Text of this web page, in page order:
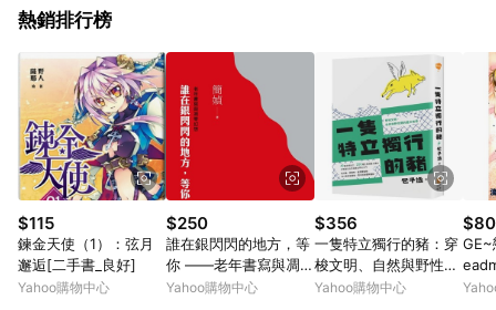
熱銷排行榜
$115
鍊金天使（1）：弦月
邂逅[二手書_良好]
Yahoo購物中心
$250
誰在銀閃閃的地方，等
你 ——老年書寫與凋零
幻想[二手書_普通]
Yahoo購物中心
$356
一隻特立獨行的豬：穿
梭文明、自然與野性間
的藝文奇想
Yahoo購物中心
$80
GE~